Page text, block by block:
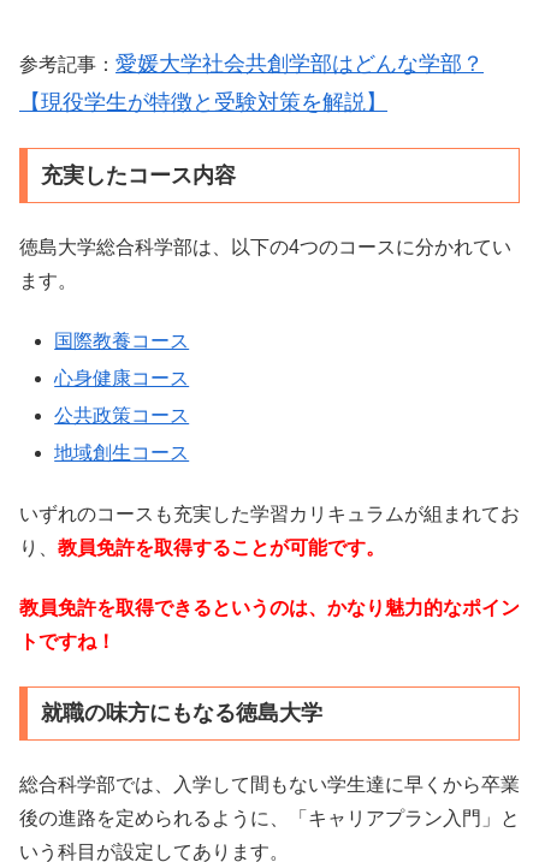
参考記事： 愛媛大学社会共創学部はどんな学部？
【現役学生が特徴と受験対策を解説】
充実したコース内容
徳島大学総合科学部は、以下の4つのコースに分かれてい
ます。
国際教養コース
心身健康コース
公共政策コース
地域創生コース
いずれのコースも充実した学習カリキュラムが組まれてお
り、 教員免許を取得することが可能です。
教員免許を取得できるというのは、かなり魅力的なポイン
トですね！
就職の味方にもなる徳島大学
総合科学部では、入学して間もない学生達に早くから卒業
後の進路を定められるように、「キャリアプラン入門」と
いう科目が設定してあります。